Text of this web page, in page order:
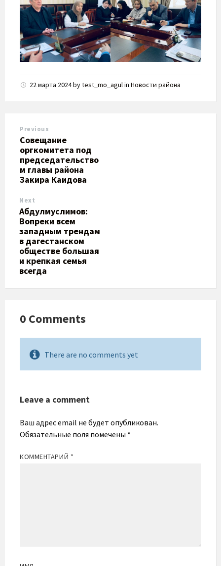
22 марта 2024bytest_mo_agulin Новости района
Previous
Совещание
оргкомитета под
председательство
м главы района
Закира Каидова
Next
Абдулмуслимов:
Вопреки всем
западным трендам
в дагестанском
обществе большая
и крепкая семья
всегда
0 Comments
There are no comments yet
Leave a comment
Ваш адрес email не будет опубликован.
Обязательные поля помечены *
КОММЕНТАРИЙ *